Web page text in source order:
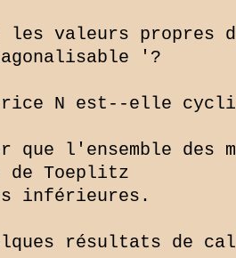
les valeurs propres
'?
N est--elle
que l'ensemble des
de Toeplitz
inférieures.
résultats de